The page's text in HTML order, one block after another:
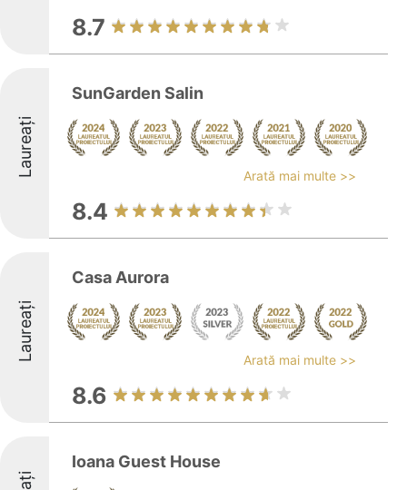
8.7
Laureați
SunGarden Salin
Arată mai multe >>
8.4
Laureați
Casa Aurora
Arată mai multe >>
8.6
Ioana Guest House